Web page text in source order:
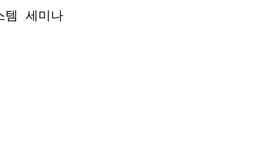
템 세미나
템 세미나